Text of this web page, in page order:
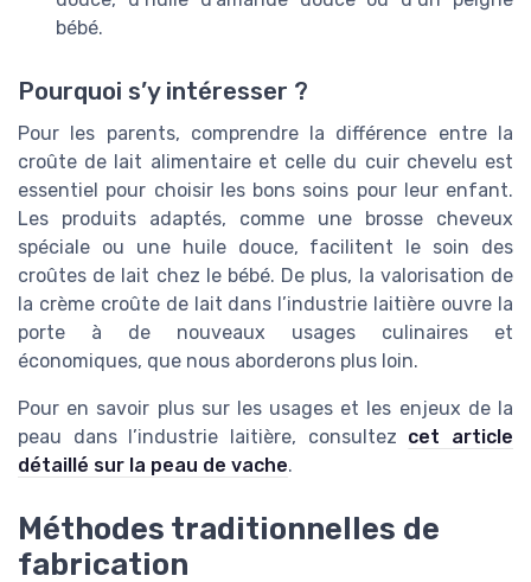
bébé.
Pourquoi s’y intéresser ?
Pour les parents, comprendre la différence entre la
croûte de lait alimentaire et celle du cuir chevelu est
essentiel pour choisir les bons soins pour leur enfant.
Les produits adaptés, comme une brosse cheveux
spéciale ou une huile douce, facilitent le soin des
croûtes de lait chez le bébé. De plus, la valorisation de
la crème croûte de lait dans l’industrie laitière ouvre la
porte à de nouveaux usages culinaires et
économiques, que nous aborderons plus loin.
Pour en savoir plus sur les usages et les enjeux de la
peau dans l’industrie laitière, consultez cet article
détaillé sur la peau de vache.
Méthodes traditionnelles de
fabrication